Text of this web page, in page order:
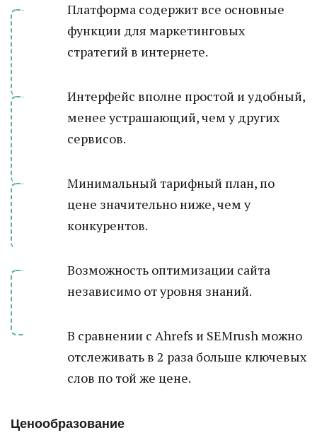
Платформа содержит все основные
функции для маркетинговых
стратегий в интернете.
Интерфейс вполне простой и удобный,
менее устрашающий, чем у других
сервисов.
Минимальный тарифный план, по
цене значительно ниже, чем у
конкурентов.
Возможность оптимизации сайта
независимо от уровня знаний.
В сравнении с Ahrefs и SEMrush можно
отслеживать в 2 раза больше ключевых
слов по той же цене.
Ценообразование